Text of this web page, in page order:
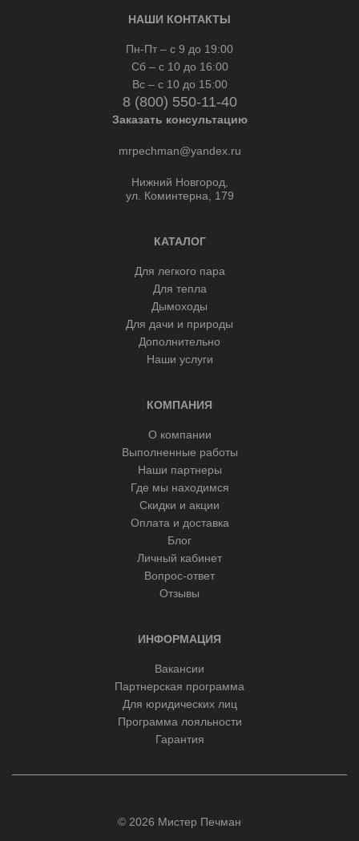
НАШИ КОНТАКТЫ
Пн-Пт – с 9 до 19:00
Сб – с 10 до 16:00
Вс – с 10 до 15:00
8 (800) 550-11-40
Заказать консультацию
mrpechman@yandex.ru
Нижний Новгород,
ул. Коминтерна, 179
КАТАЛОГ
Для легкого пара
Для тепла
Дымоходы
Для дачи и природы
Дополнительно
Наши услуги
КОМПАНИЯ
О компании
Выполненные работы
Наши партнеры
Где мы находимся
Скидки и акции
Оплата и доставка
Блог
Личный кабинет
Вопрос-ответ
Отзывы
ИНФОРМАЦИЯ
Вакансии
Партнерская программа
Для юридических лиц
Программа лояльности
Гарантия
© 2026 Мистер Печман